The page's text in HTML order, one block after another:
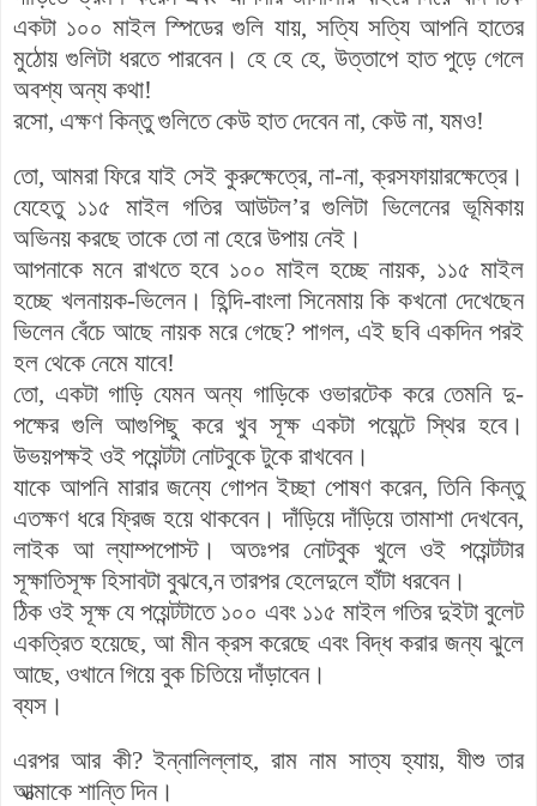
একটা ১০০ মাইল স্পিডের গুলি যায়, সত্যি সত্যি আপনি হাতের
মুঠোয় গুলিটা ধরতে পারবেন। হে হে হে, উত্তাপে হাত পুড়ে গেলে
অবশ্য অন্য কথা!
রসো, এক্ষণ কিন্তু গুলিতে কেউ হাত দেবেন না, কেউ না, যমও!
তো, আমরা ফিরে যাই সেই কুরুক্ষেত্রে, না-না, ক্রসফায়ারক্ষেত্রে।
যেহেতু ১১৫ মাইল গতির আউটল’র গুলিটা ভিলেনের ভূমিকায়
অভিনয় করছে তাকে তো না হেরে উপায় নেই।
আপনাকে মনে রাখতে হবে ১০০ মাইল হচ্ছে নায়ক, ১১৫ মাইল
হচ্ছে খলনায়ক-ভিলেন। হিন্দি-বাংলা সিনেমায় কি কখনো দেখেছেন
ভিলেন বেঁচে আছে নায়ক মরে গেছে? পাগল, এই ছবি একদিন পরই
হল থেকে নেমে যাবে!
তো, একটা গাড়ি যেমন অন্য গাড়িকে ওভারটেক করে তেমনি দু-
পক্ষের গুলি আগুপিছু করে খুব সূক্ষ একটা পয়েন্টে স্থির হবে।
উভয়পক্ষই ওই পয়েন্টটা নোটবুকে টুকে রাখবেন।
যাকে আপনি মারার জন্যে গোপন ইচ্ছা পোষণ করেন, তিনি কিন্তু
এতক্ষণ ধরে ফ্রিজ হয়ে থাকবেন। দাঁড়িয়ে দাঁড়িয়ে তামাশা দেখবেন,
লাইক আ ল্যাম্পপোস্ট। অতঃপর নোটবুক খুলে ওই পয়েন্টটার
সূক্ষাতিসূক্ষ হিসাবটা বুঝবে,ন তারপর হেলেদুলে হাঁটা ধরবেন।
ঠিক ওই সূক্ষ যে পয়েন্টটাতে ১০০ এবং ১১৫ মাইল গতির দুইটা বুলেট
একত্রিত হয়েছে, আ মীন ক্রস করেছে এবং বিদ্ধ করার জন্য ঝুলে
আছে, ওখানে গিয়ে বুক চিতিয়ে দাঁড়াবেন।
ব্যস।
এরপর আর কী? ইন্নালিল্লাহ, রাম নাম সাত্য হ্যায়, যীশু তার
আত্মাকে শান্তি দিন।